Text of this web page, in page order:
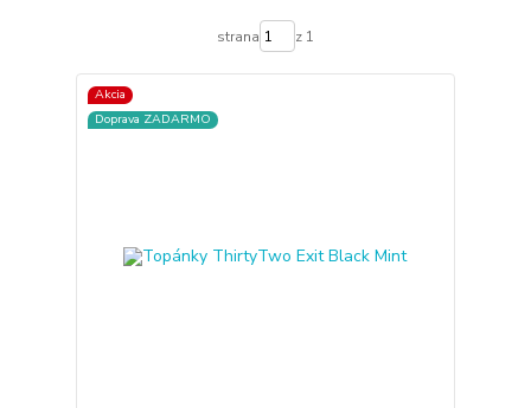
strana z 1
Akcia
Doprava ZADARMO